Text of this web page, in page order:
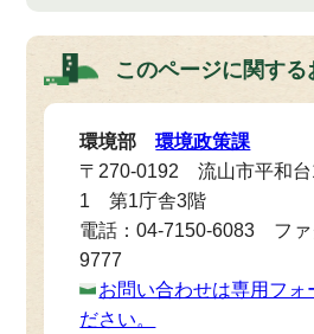
このページに関する
環境部環境政策課
〒270-0192 流山市平和台
1 第1庁舎3階
電話：04-7150-6083 ファ
9777
お問い合わせは専用フォ
ださい。